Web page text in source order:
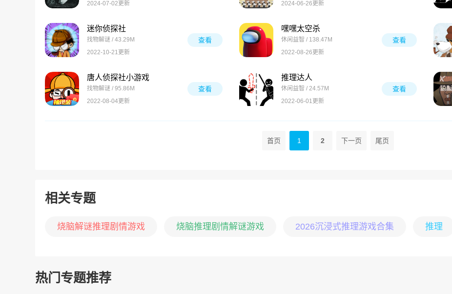
2024-07-02更新
2024-06-26更新
迷你侦探社
找物解谜 / 43.29M
2022-10-21更新
查看
嘿嘿太空杀
休闲益智 / 138.47M
2022-08-26更新
查看
唐人侦探社小游戏
找物解谜 / 95.86M
2022-08-04更新
查看
推理达人
休闲益智 / 24.57M
2022-06-01更新
查看
首页 1 2 下一页 尾页
相关专题
烧脑解谜推理剧情游戏 烧脑推理剧情解谜游戏 2026沉浸式推理游戏合集 推理
热门专题推荐